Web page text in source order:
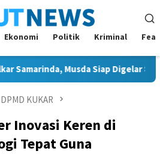
Ekonomi Politik Kriminal
Musda Siap Digelar 8 Agustus
DPMD KUKAR
Inovasi Keren di
Tepat Guna